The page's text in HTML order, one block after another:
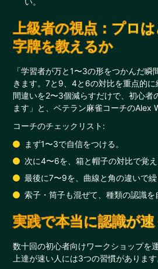
上級者の視点：プロ
字牌を教えるか
「学習者が万と1〜3の形をつかんだ瞬
きます。7と9、4と6の対比を重点的
間違いを2〜3個減らすだけで、初心者
ます」と、ベテラン麻雀コーチのAlex
コーチのチェックリスト:
まず1〜3で自信をつける。
次に4〜6を、箱と帽子の対比で覚え
最後に7〜9を、曲線と角の違いで繰
索子・筒子も混ぜて、種類の認識を
実践で本当に認識が
数十回の初心者向けワークショップを
上達が速い人には3つの習慣があります